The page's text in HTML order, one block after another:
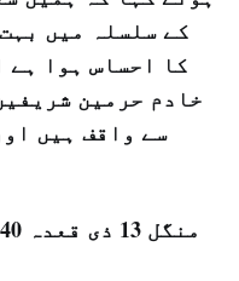
کے سلسلہ میں
کا احساس ہوا ہے
خادم حرمین
سے واقف ہیں